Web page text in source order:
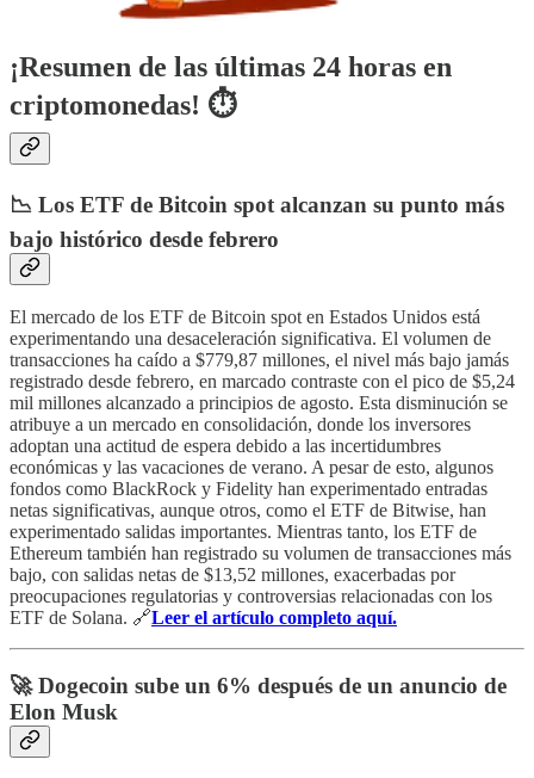
¡Resumen de las últimas 24 horas en
criptomonedas! ⏱
📉 Los ETF de Bitcoin spot alcanzan su punto más
bajo histórico desde febrero
El mercado de los ETF de Bitcoin spot en Estados Unidos está
experimentando una desaceleración significativa. El volumen de
transacciones ha caído a $779,87 millones, el nivel más bajo jamás
registrado desde febrero, en marcado contraste con el pico de $5,24
mil millones alcanzado a principios de agosto. Esta disminución se
atribuye a un mercado en consolidación, donde los inversores
adoptan una actitud de espera debido a las incertidumbres
económicas y las vacaciones de verano. A pesar de esto, algunos
fondos como BlackRock y Fidelity han experimentado entradas
netas significativas, aunque otros, como el ETF de Bitwise, han
experimentado salidas importantes. Mientras tanto, los ETF de
Ethereum también han registrado su volumen de transacciones más
bajo, con salidas netas de $13,52 millones, exacerbadas por
preocupaciones regulatorias y controversias relacionadas con los
ETF de Solana. 🔗Leer el artículo completo aquí.
🚀 Dogecoin sube un 6% después de un anuncio de
Elon Musk